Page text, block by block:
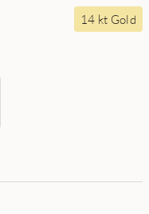
14 kt Gold